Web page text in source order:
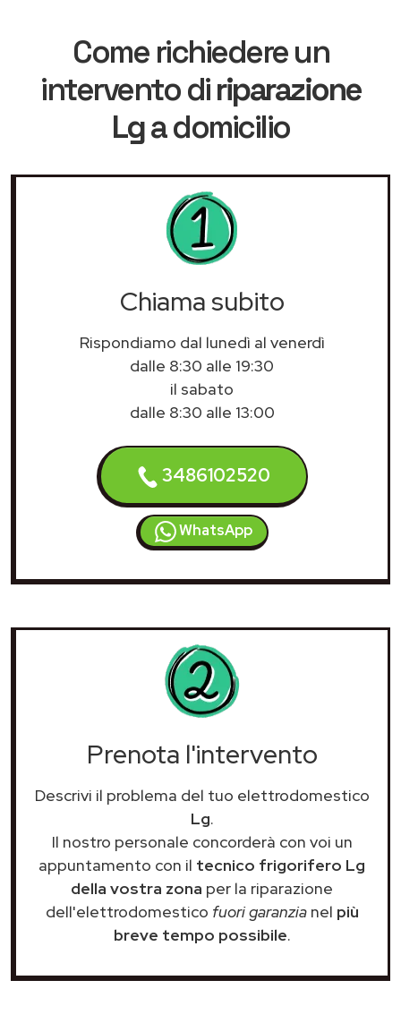
Come richiedere un
intervento diriparazione
Lga domicilio
Chiama subito
Rispondiamo dal lunedì al venerdì
dalle 8:30 alle 19:30
il sabato
dalle 8:30 alle 13:00
3486102520
WhatsApp
Prenota l'intervento
Descrivi il problema del tuo elettrodomestico
Lg.
Il nostro personale concorderà con voi un
appuntamento con il tecnico frigorifero Lg
della vostra zona per la riparazione
dell'elettrodomestico fuori garanzianel più
breve tempo possibile.